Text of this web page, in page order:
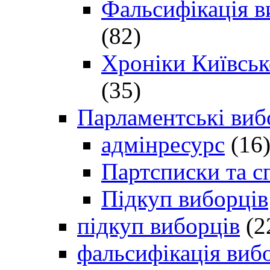
Фальсифікація
(82)
Хроніки
(35)
Парламентські
адмінресурс (16)
Партсписки та
Підкуп виборців
підкуп виборців
фальсифікація